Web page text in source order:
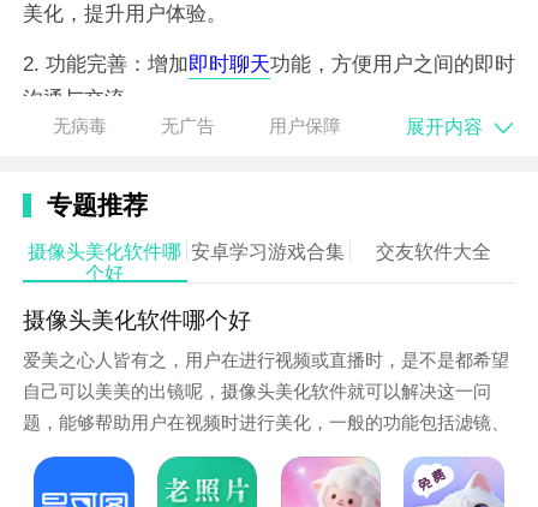
美化，提升用户体验。
2. 功能完善：增加即时聊天功能，方便用户之间的即时
沟通与交流。
无病毒 无广告 用户保障 展开内容
专题推荐
摄像头美化软件哪
个好
安卓学习游戏合集 交友软件大全
摄像头美化软件哪个好
爱美之心人皆有之，用户在进行视频或直播时，是不是都希望
自己可以美美的出镜呢，摄像头美化软件就可以解决这一问
题，能够帮助用户在视频时进行美化，一般的功能包括滤镜、
美颜、磨皮、文字、表情，特效等等，下面就给大家推荐几款
摄像头美化软件。